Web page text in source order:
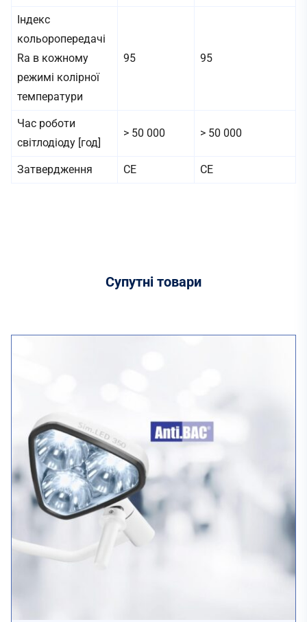
Індекс
кольоропередачі
Ra в кожному
режимі колірної
температури
95 95
Час роботи
світлодіоду [год]
> 50 000 > 50 000
Затвердження CE CE
Супутні товари